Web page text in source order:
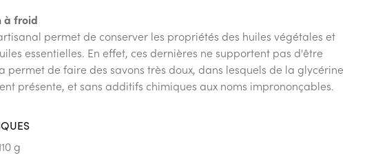
à froid
permet de conserver les propriétés des huiles végétales et
essentielles. En effet, ces dernières ne supportent pas d'être
permet de faire des savons très doux, dans lesquels de la glycérine
présente, et sans additifs chimiques aux noms imprononçables.
g